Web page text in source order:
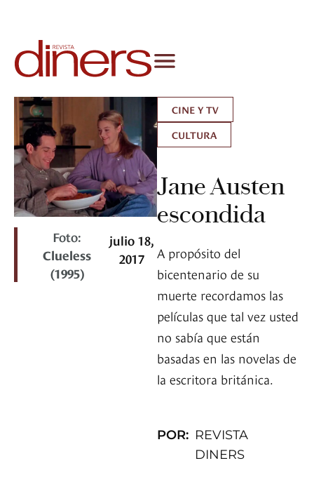
Foto:
Clueless
(1995)
julio 18,
2017
CINE Y TV
CULTURA
Jane Austen
escondida
A propósito del
bicentenario de su
muerte recordamos las
películas que tal vez usted
no sabía que están
basadas en las novelas de
la escritora británica.
POR: REVISTA
DINERS